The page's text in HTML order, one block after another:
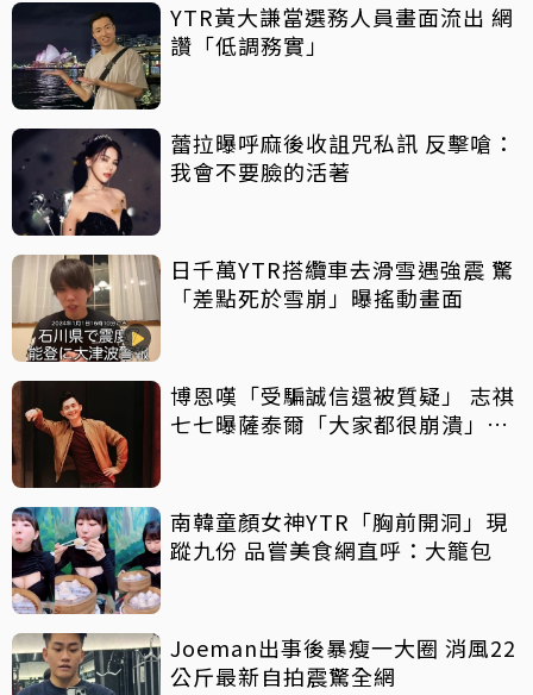
YTR黃大謙當選務人員畫面流出 網
讚「低調務實」
蕾拉曝呼麻後收詛咒私訊 反擊嗆：
我會不要臉的活著
日千萬YTR搭纜車去滑雪遇強震 驚
「差點死於雪崩」曝搖動畫面
博恩嘆「受騙誠信還被質疑」 志祺
七七曝薩泰爾「大家都很崩潰」：
南韓童顏女神YTR「胸前開洞」現
蹤九份 品嘗美食網直呼：大籠包
Joeman出事後暴瘦一大圈 消風22
公斤最新自拍震驚全網